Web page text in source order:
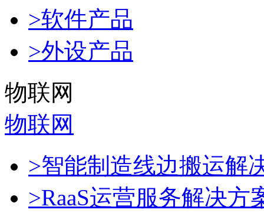
>软件产品
>外设产品
物联网
物联网
>智能制造线边搬运解
>RaaS运营服务解决方